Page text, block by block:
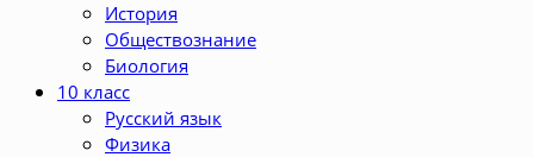
История
Обществознание
Биология
10 класс
Русский язык
Физика